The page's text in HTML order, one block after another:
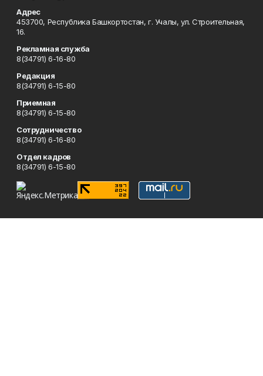
Адрес
453700, Республика Башкортостан, г. Учалы, ул. Строительная,
16.
Рекламная служба
8(34791) 6-16-80
Редакция
8(34791) 6-15-80
Приемная
8(34791) 6-15-80
Сотрудничество
8(34791) 6-16-80
Отдел кадров
8(34791) 6-15-80